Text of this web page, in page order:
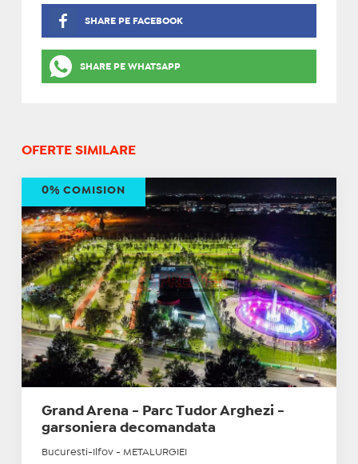
SHARE PE FACEBOOK
SHARE PE WHATSAPP
OFERTE SIMILARE
Grand Arena - Parc Tudor Arghezi -
garsoniera decomandata
Bucuresti-Ilfov - METALURGIEI
0% COMISION